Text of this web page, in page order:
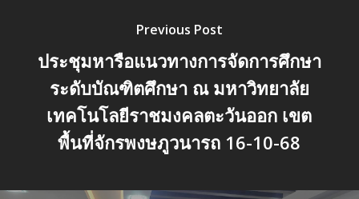
Previous Post
ประชุมหารือแนวทางการจัดการศึกษา
ระดับบัณฑิตศึกษา ณ มหาวิทยาลัย
เทคโนโลยีราชมงคลตะวันออก เขต
พื้นที่จักรพงษภูวนารถ 16-10-68